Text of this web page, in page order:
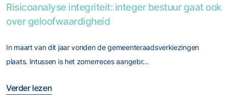
Risicoanalyse integriteit: integer bestuur gaat ook
over geloofwaardigheid
In maart van dit jaar vonden de gemeenteraadsverkiezingen
plaats. Intussen is het zomerreces aangebr...
Verder lezen